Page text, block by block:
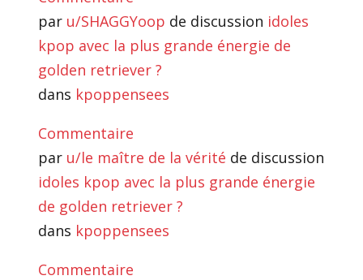
par u/SHAGGYoop de discussion idoles
kpop avec la plus grande énergie de
golden retriever ?
dans kpoppensees
Commentaire
par u/le maître de la vérité de discussion
idoles kpop avec la plus grande énergie
de golden retriever ?
dans kpoppensees
Commentaire